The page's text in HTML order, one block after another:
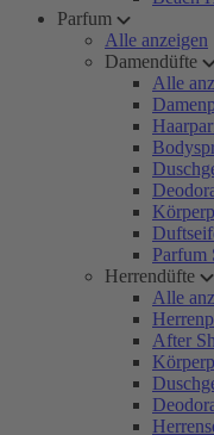
Parfum
Alle anzeigen
Damendüfte
Alle
Parfum
Herrendüfte
Alle
After